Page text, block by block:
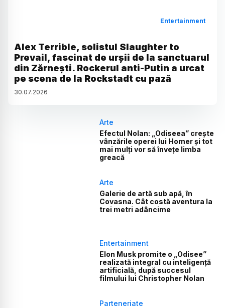
Entertainment
Alex Terrible, solistul Slaughter to
Prevail, fascinat de urșii de la sanctuarul
din Zărnești. Rockerul anti-Putin a urcat
pe scena de la Rockstadt cu pază
30.07.2026
Arte
Efectul Nolan: „Odiseea” crește
vânzările operei lui Homer și tot
mai mulți vor să învețe limba
greacă
Arte
Galerie de artă sub apă, în
Covasna. Cât costă aventura la
trei metri adâncime
Entertainment
Elon Musk promite o „Odisee”
realizată integral cu inteligență
artificială, după succesul
filmului lui Christopher Nolan
Parteneriate